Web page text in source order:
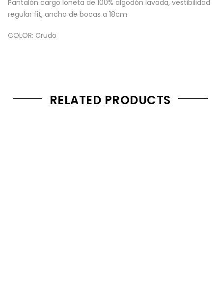
Pantalón cargo loneta de 100% algodón lavada, vestibilidad
regular fit, ancho de bocas a 18cm
COLOR: Crudo
RELATED PRODUCTS